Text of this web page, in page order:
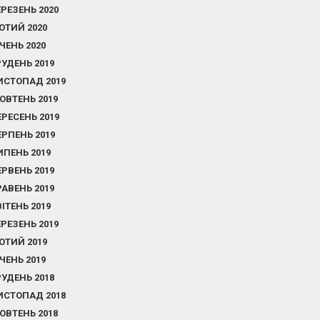
2020
2020
2020
2019
2019
2019
2019
2019
2019
2019
2019
2019
2019
2019
2019
2018
2018
2018